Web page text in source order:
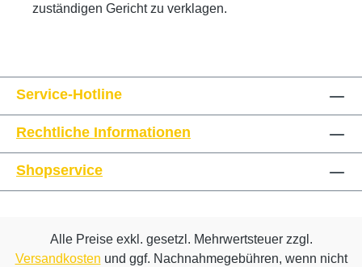
zuständigen Gericht zu verklagen.
Service-Hotline
Rechtliche Informationen
Shopservice
Alle Preise exkl. gesetzl. Mehrwertsteuer zzgl.
Versandkosten und ggf. Nachnahmegebühren, wenn nicht